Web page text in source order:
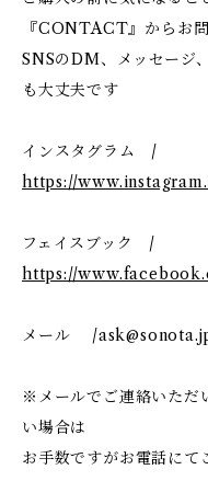
『CONTACT』からお
SNSのDM、メッセージ
も大丈夫です
インスタグラム /
https://
フェイスブック /
https://
メール /
※メールでご連絡いただ
い場合は
お手数ですがお電話に